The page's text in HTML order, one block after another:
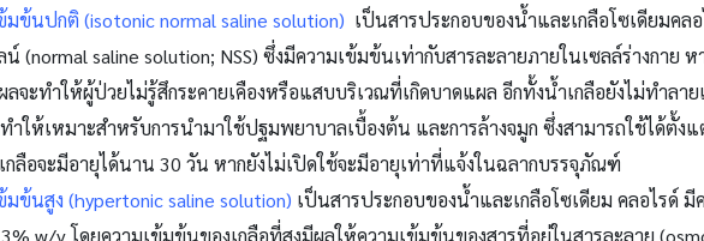
มข้นปกติ (isotonic normal saline solution) เป็นสารประกอบของน้ำและเกลือโซเดียมคล
น์ (normal saline solution; NSS) ซึ่งมีความเข้มข้นเท่ากับสารละลายภายในเซลล์ร่างกาย
จะทำให้ผู้ป่วยไม่รู้สึกระคายเคืองหรือแสบบริเวณที่เกิดบาดแผล อีกทั้งน้ำเกลือยังไม่ทำลา
ำให้เหมาะสำหรับการนำมาใช้ปฐมพยาบาลเบื้องต้น และการล้างจมูก ซึ่งสามารถใช้ได้ตั้ง
กลือจะมีอายุได้นาน 30 วัน หากยังไม่เปิดใช้จะมีอายุเท่าที่แจ้งในฉลากบรรจุภัณฑ์
มข้นสูง (hypertonic saline solution) เป็นสารประกอบของน้ำและเกลือโซเดียม คลอไรด์ มี
w/vโดยความเข้มข้นของเกลือที่สูงมีผลให้ความเข้มข้นของสารที่อยู่ในสารละลาย (